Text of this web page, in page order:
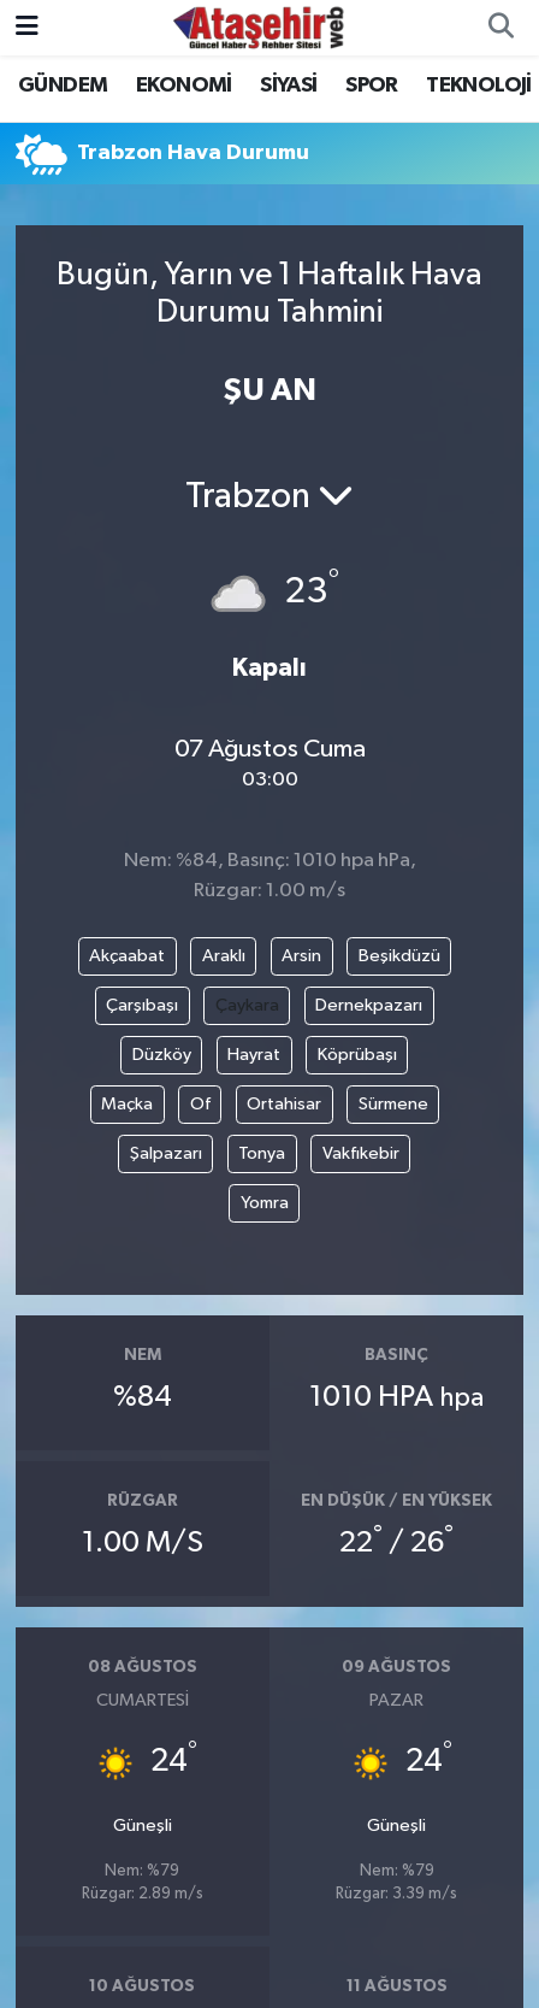
GÜNDEM EKONOMİ SİYASİ SPOR TEKNOLOJİ
Trabzon Hava Durumu
Bugün, Yarın ve 1 Haftalık Hava
Durumu Tahmini
ŞU AN
Trabzon
23°
Kapalı
07 Ağustos Cuma
03:00
Nem: %84, Basınç: 1010 hpa hPa,
Rüzgar: 1.00 m/s
Akçaabat Araklı Arsin Beşikdüzü
Çarşıbaşı Çaykara Dernekpazarı
Düzköy Hayrat Köprübaşı
Maçka Of Ortahisar Sürmene
Şalpazarı Tonya Vakfıkebir
Yomra
NEM
%84
BASINÇ
1010 HPA hpa
RÜZGAR
1.00 M/S
EN DÜŞÜK / EN YÜKSEK
22° / 26°
08 AĞUSTOS
CUMARTESI
24°
Güneşli
Nem: %79
Rüzgar: 2.89 m/s
09 AĞUSTOS
PAZAR
24°
Güneşli
Nem: %79
Rüzgar: 3.39 m/s
10 AĞUSTOS 11 AĞUSTOS
Hava Durumu
Trafik Durumu
Tüm Manşetler